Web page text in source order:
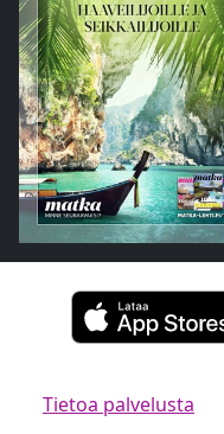
Tietoa palvelusta